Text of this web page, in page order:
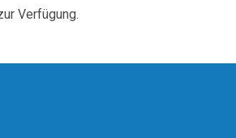
Verfügung.